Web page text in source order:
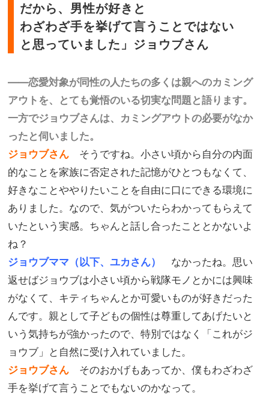
だから、男性が好きと
わざわざ手を挙げて言うことではない
と思っていました」ジョウブさん
――恋愛対象が同性の人たちの多くは親へのカミング
アウトを、とても覚悟のいる切実な問題と語ります。
一方でジョウブさんは、カミングアウトの必要がなか
ったと伺いました。
ジョウブさん
そうですね。小さい頃から自分の内面
的なことを家族に否定された記憶がひとつもなくて、
好きなことややりたいことを自由に口にできる環境に
ありました。なので、気がついたらわかってもらえて
いたという実感。ちゃんと話し合ったこととかないよ
ね？
ジョウブママ（以下、ユカさん）
なかったね。思い
返せばジョウブは小さい頃から戦隊モノとかには興味
がなくて、キティちゃんとか可愛いものが好きだった
んです。親として子どもの個性は尊重してあげたいと
いう気持ちが強かったので、特別ではなく「これがジ
ョウブ」と自然に受け入れていました。
ジョウブさん
そのおかげもあってか、僕もわざわざ
手を挙げて言うことでもないのかなって。